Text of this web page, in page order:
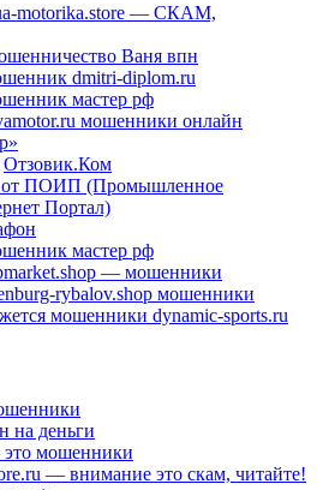
motorika.store — СКАМ,
Ваня впн
dmitri-diplom.ru
мастер рф
мошенники онлайн
Отзовик.Ком
от ПОИП (Промышленное
Портал)
мастер рф
— мошенники
rybalov.shop мошенники
мошенники dynamic-sports.ru
на деньги
мошенники
— внимание это скам, читайте!